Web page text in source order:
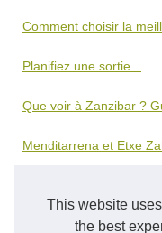
This website
the best
Comment choisir la
Planifiez une sortie...
Que voir à Zanzibar ?
Menditarrena et Etxe
L'Aventure Escalade en